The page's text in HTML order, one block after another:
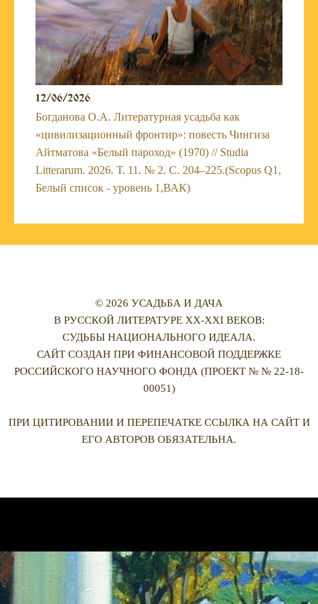
12/06/2026
Богданова О.А. Литературная усадьба как
«цивилизационный фронтир»: повесть Чингиза
Айтматова «Белый пароход» (1970) // Studia
Litterarum. 2026. Т. 11. № 2. С. 204–225.(Scopus Q1,
Белый список - уровень 1,ВАК)
© 2026 УСАДЬБА И ДАЧА
В РУССКОЙ ЛИТЕРАТУРЕ XX-XXI ВЕКОВ:
СУДЬБЫ НАЦИОНАЛЬНОГО ИДЕАЛА.
САЙТ СОЗДАН ПРИ ФИНАНСОВОЙ ПОДДЕРЖКЕ
РОССИЙСКОГО НАУЧНОГО ФОНДА (ПРОЕКТ № № 22-18-
00051)
ПРИ ЦИТИРОВАНИИ И ПЕРЕПЕЧАТКЕ ССЫЛКА НА САЙТ И
ЕГО АВТОРОВ ОБЯЗАТЕЛЬНА.